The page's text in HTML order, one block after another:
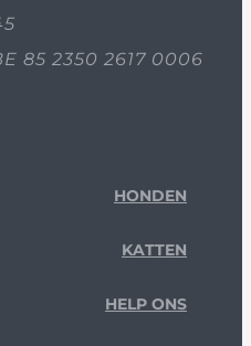
85 2350 2617 0006
HONDEN
KATTEN
HELP ONS